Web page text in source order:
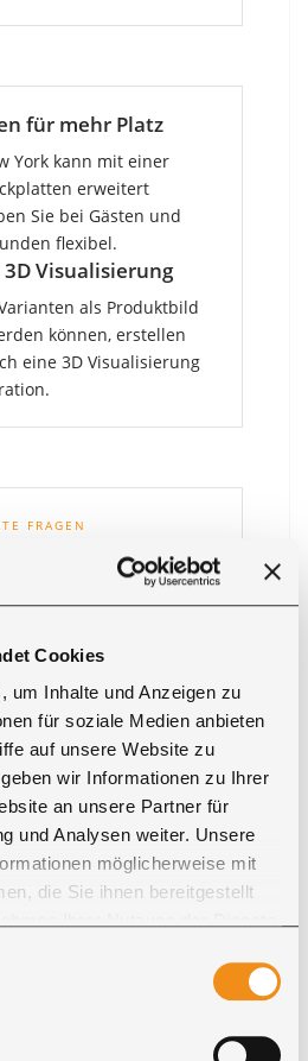
Cookies
um Inhalte und Anzeigen zu
für soziale Medien anbieten
auf unsere Website zu
wir Informationen zu Ihrer
an unsere Partner für
und Analysen weiter. Unsere
möglicherweise mit
die Sie ihnen bereitgestellt
Webseite weiterhin nutzen.
für mehr Platz
York kann mit einer
erweitert
Sie bei Gästen und
flexibel.
Visualisierung
als Produktbild
können, erstellen
eine 3D Visualisierung
FRAGEN
Esstisch New
und
Materialien
New York?
York nach Maß
sind